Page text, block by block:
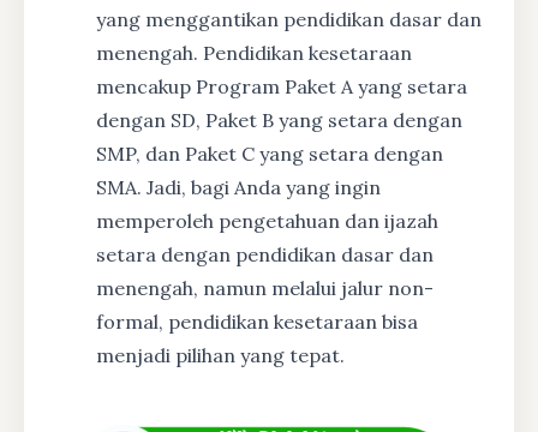
yang menggantikan pendidikan dasar dan
menengah. Pendidikan kesetaraan
mencakup Program Paket A yang setara
dengan SD, Paket B yang setara dengan
SMP, dan Paket C yang setara dengan
SMA. Jadi, bagi Anda yang ingin
memperoleh pengetahuan dan ijazah
setara dengan pendidikan dasar dan
menengah, namun melalui jalur non-
formal, pendidikan kesetaraan bisa
menjadi pilihan yang tepat.